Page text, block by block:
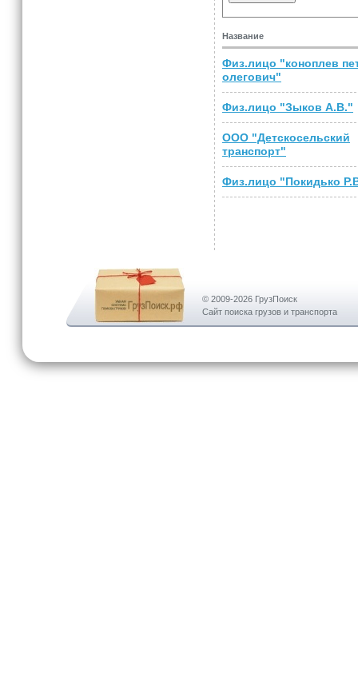
Название
Физ.лицо "коноплев
олегович"
Физ.лицо "Зыков А.В."
ООО "Детскосельский
транспорт"
Физ.лицо "Покидько
© 2009-2026 ГрузПоиск
Сайт поиска грузов и транспорта